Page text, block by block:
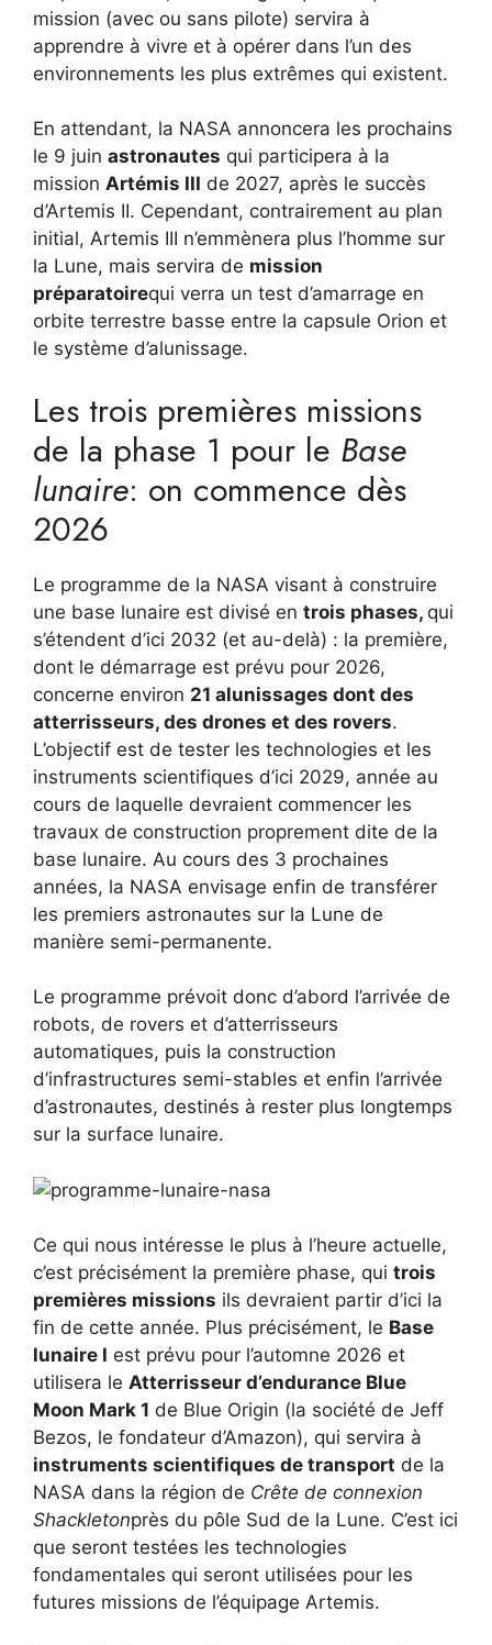
mission (avec ou sans pilote) servira à
apprendre à vivre et à opérer dans l’un des
environnements les plus extrêmes qui existent.
En attendant, la NASA annoncera les prochains
le 9 juin astronautes qui participera à la
mission Artémis III de 2027, après le succès
d’Artemis II. Cependant, contrairement au plan
initial, Artemis III n’emmènera plus l’homme sur
la Lune, mais servira de mission
préparatoirequi verra un test d’amarrage en
orbite terrestre basse entre la capsule Orion et
le système d’alunissage.
Les trois premières missions
de la phase 1 pour le Base
lunaire: on commence dès
2026
Le programme de la NASA visant à construire
une base lunaire est divisé en trois phases, qui
s’étendent d’ici 2032 (et au-delà) : la première,
dont le démarrage est prévu pour 2026,
concerne environ 21 alunissages dont des
atterrisseurs, des drones et des rovers.
L’objectif est de tester les technologies et les
instruments scientifiques d’ici 2029, année au
cours de laquelle devraient commencer les
travaux de construction proprement dite de la
base lunaire. Au cours des 3 prochaines
années, la NASA envisage enfin de transférer
les premiers astronautes sur la Lune de
manière semi-permanente.
Le programme prévoit donc d’abord l’arrivée de
robots, de rovers et d’atterrisseurs
automatiques, puis la construction
d’infrastructures semi-stables et enfin l’arrivée
d’astronautes, destinés à rester plus longtemps
sur la surface lunaire.
Ce qui nous intéresse le plus à l’heure actuelle,
c’est précisément la première phase, qui trois
premières missions ils devraient partir d’ici la
fin de cette année. Plus précisément, le Base
lunaire I est prévu pour l’automne 2026 et
utilisera le Atterrisseur d’endurance Blue
Moon Mark 1 de Blue Origin (la société de Jeff
Bezos, le fondateur d’Amazon), qui servira à
instruments scientifiques de transport de la
NASA dans la région de Crête de connexion
Shackletonprès du pôle Sud de la Lune. C’est ici
que seront testées les technologies
fondamentales qui seront utilisées pour les
futures missions de l’équipage Artemis.